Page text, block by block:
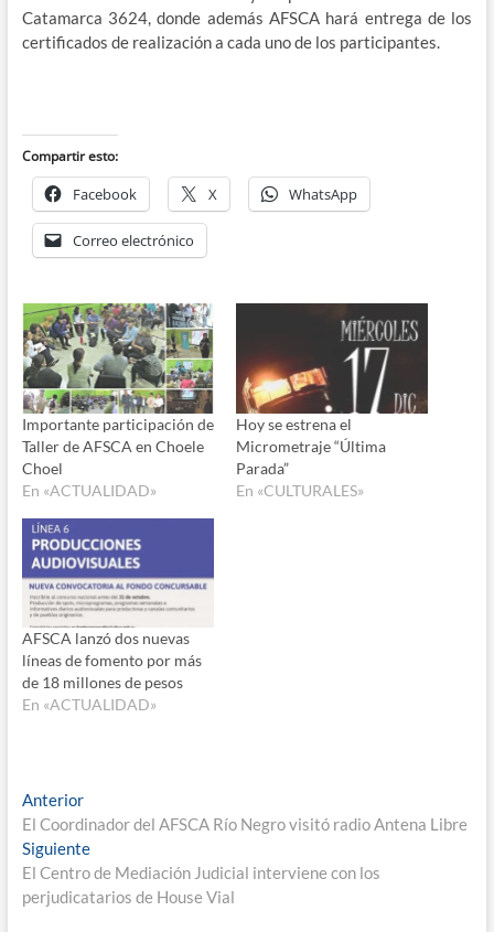
Catamarca 3624, donde además AFSCA hará entrega de los
certificados de realización a cada uno de los participantes.
Compartir esto:
Facebook X WhatsApp
Correo electrónico
Importante participación de
Taller de AFSCA en Choele
Choel
En «ACTUALIDAD»
Hoy se estrena el
Micrometraje “Última
Parada”
En «CULTURALES»
AFSCA lanzó dos nuevas
líneas de fomento por más
de 18 millones de pesos
En «ACTUALIDAD»
Navegación
de
entradas
AnteriorEntrada
anterior:
El Coordinador del AFSCA Río Negro visitó radio Antena Libre
SiguienteEntrada
siguiente:
El Centro de Mediación Judicial interviene con los
perjudicatarios de House Vial